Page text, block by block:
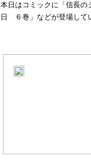
本日はコミックに「信長
日 ６巻」などが登場して